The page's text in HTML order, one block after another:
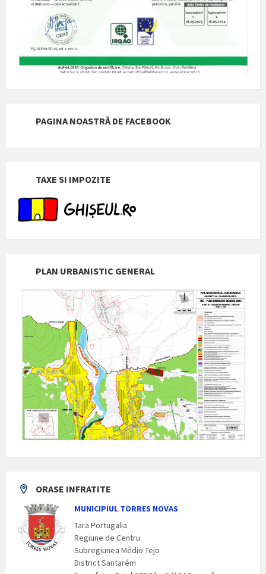
PAGINA NOASTRĂ DE FACEBOOK
TAXE SI IMPOZITE
PLAN URBANISTIC GENERAL
ORASE INFRATITE
MUNICIPIUL TORRES NOVAS
Tara Portugalia
Regiune de Centru
Subregiunea Médio Tejo
District Santarém